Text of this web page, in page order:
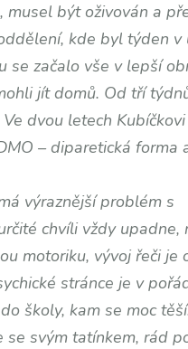
musel být oživován a
kde byl týden v
se začalo vše v lepší
jít domů. Od tří
Ve dvou letech Kubíčkovi
– diparetická forma
výraznější problém s
chvíli vždy upadne,
motoriku, vývoj řeči je
stránce je v
školy, kam se moc
se svým tatínkem, rád